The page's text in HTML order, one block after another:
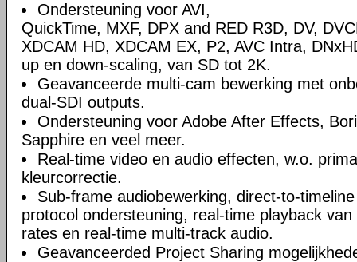
Ondersteuning voor AVI,
QuickTime, MXF, DPX and RED R3D, DV,
XDCAM HD, XDCAM EX, P2, AVC Intra,
up en down-scaling, van SD tot 2K.
Geavanceerde multi-cam bewerking met
dual-SDI outputs.
Ondersteuning voor Adobe After Effects,
Sapphire en veel meer.
Real-time video en audio effecten, w.o.
kleurcorrectie.
Sub-frame audiobewerking, direct-to-
protocol ondersteuning, real-time playback
rates en real-time multi-track audio.
Geavanceerded Project Sharing